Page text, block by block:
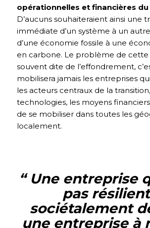
opérationnelles et financières
D’aucuns souhaiteraient ainsi une
immédiate d’un système à un
d’une économie fossile à une
en carbone. Le problème de cette
souvent dite de l’effondrement,
mobilisera jamais les entreprises
les acteurs centraux de la
technologies, les moyens
de se mobiliser dans toutes les
localement.
“ Une entreprise
pas
sociétalement
une entreprise à